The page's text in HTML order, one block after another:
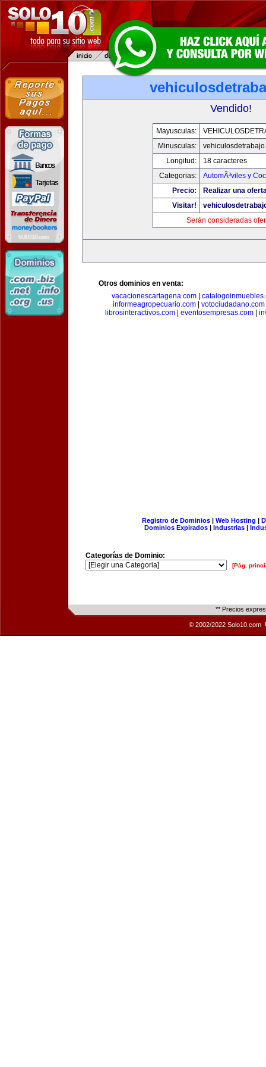
Vendido!
Mayusculas:
Minusculas:
Longitud:
18 caracteres
Categorias:
AutomÃ³viles y
Precio:
Realizar una
Visitar!
Serán consideradas
Otros dominios en venta:
vacacionescartagena.com
informeagropecuario.com| votociudadano.com
librosinteractivos.com| eventosempresas.com|
Registro de Dominios| Web Hosting |
Dominios Expirados | Industrias |
Categorías de Dominio:
[Pág.
** Precios
© 2002/2022 Solo10.com